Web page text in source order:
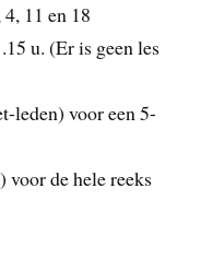
11 en 18
u. (Er is geen les
leden) voor een 5-
voor de hele reeks